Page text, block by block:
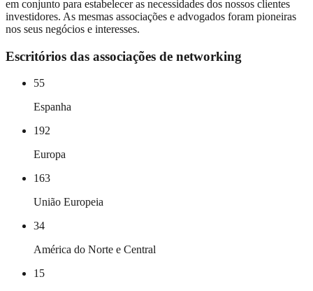
em conjunto para estabelecer as necessidades dos nossos clientes
investidores. As mesmas associações e advogados foram pioneiras
nos seus negócios e interesses.
Escritórios das associações de networking
55
Espanha
192
Europa
163
União Europeia
34
América do Norte e Central
15